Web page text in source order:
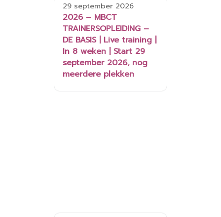
29 september 2026
2026 – MBCT
TRAINERSOPLEIDING –
DE BASIS | Live training |
In 8 weken | Start 29
september 2026, nog
meerdere plekken